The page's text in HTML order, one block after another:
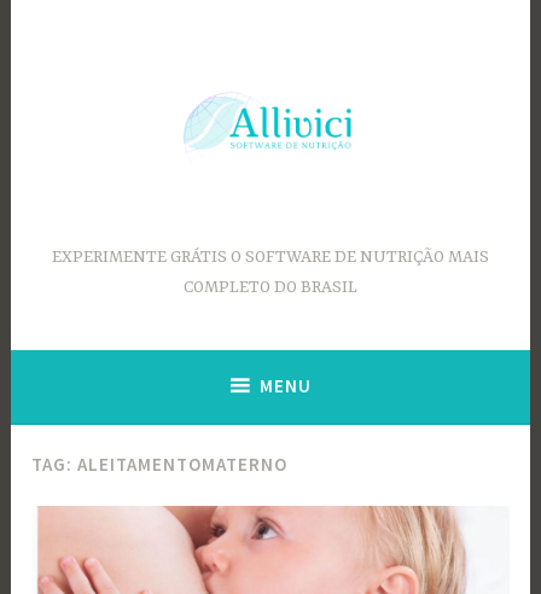
EXPERIMENTE GRÁTIS O SOFTWARE DE NUTRIÇÃO MAIS
COMPLETO DO BRASIL
MENU
TAG:ALEITAMENTOMATERNO